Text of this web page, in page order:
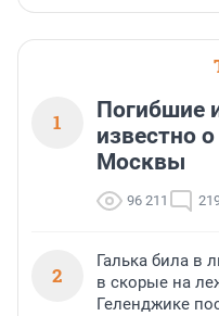
1
Погибшие
известно
Москвы
96 211
2
Галька била в
в скорые на
Геленджике